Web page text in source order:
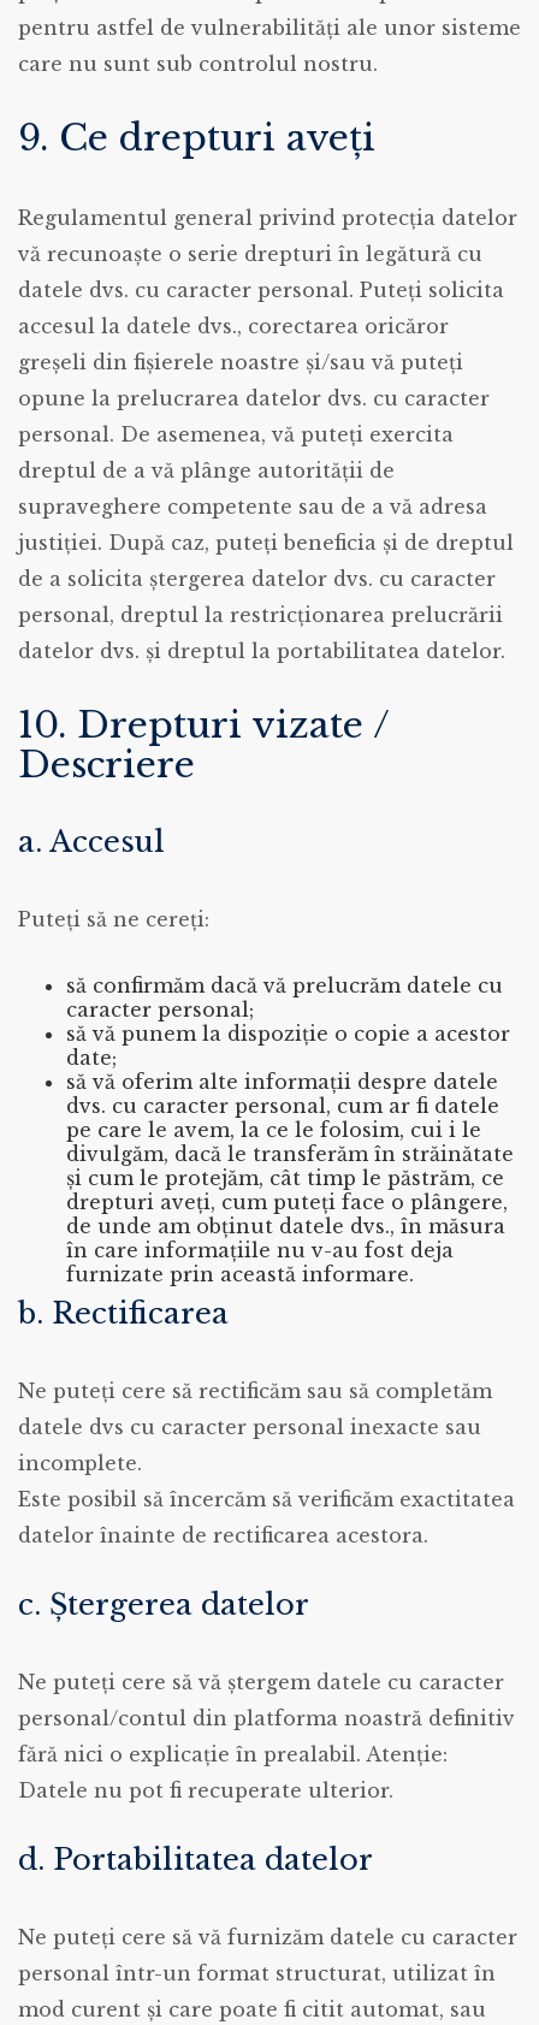
pentru astfel de vulnerabilități ale unor sisteme
care nu sunt sub controlul nostru.
9. Ce drepturi aveți
Regulamentul general privind protecția datelor
vă recunoaște o serie drepturi în legătură cu
datele dvs. cu caracter personal. Puteți solicita
accesul la datele dvs., corectarea oricăror
greșeli din fișierele noastre și/sau vă puteți
opune la prelucrarea datelor dvs. cu caracter
personal. De asemenea, vă puteți exercita
dreptul de a vă plânge autorității de
supraveghere competente sau de a vă adresa
justiției. După caz, puteți beneficia și de dreptul
de a solicita ștergerea datelor dvs. cu caracter
personal, dreptul la restricționarea prelucrării
datelor dvs. și dreptul la portabilitatea datelor.
10. Drepturi vizate /
Descriere
a. Accesul
Puteți să ne cereți:
să confirmăm dacă vă prelucrăm datele cu
caracter personal;
să vă punem la dispoziție o copie a acestor
date;
să vă oferim alte informații despre datele
dvs. cu caracter personal, cum ar fi datele
pe care le avem, la ce le folosim, cui i le
divulgăm, dacă le transferăm în străinătate
și cum le protejăm, cât timp le păstrăm, ce
drepturi aveți, cum puteți face o plângere,
de unde am obținut datele dvs., în măsura
în care informațiile nu v-au fost deja
furnizate prin această informare.
b. Rectificarea
Ne puteți cere să rectificăm sau să completăm
datele dvs cu caracter personal inexacte sau
incomplete.
Este posibil să încercăm să verificăm exactitatea
datelor înainte de rectificarea acestora.
c. Ștergerea datelor
Ne puteți cere să vă ștergem datele cu caracter
personal/contul din platforma noastră definitiv
fără nici o explicație în prealabil. Atenție:
Datele nu pot fi recuperate ulterior.
d. Portabilitatea datelor
Ne puteți cere să vă furnizăm datele cu caracter
personal într-un format structurat, utilizat în
mod curent și care poate fi citit automat, sau